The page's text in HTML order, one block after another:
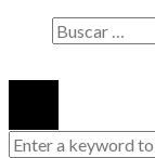
Buscar: